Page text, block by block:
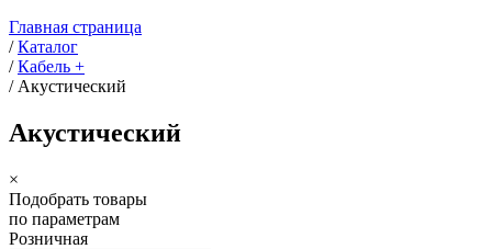
Главная страница
/ Каталог
/ Кабель +
/ Акустический
Акустический
×
Подобрать товары
по параметрам
Розничная